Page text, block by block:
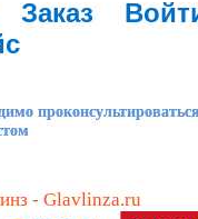
Заказ
- Glavlinza.ru